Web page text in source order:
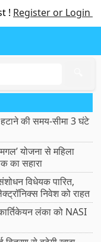
! Register or Login
की समय-सीमा 3 घंटे
योजना से महिला
का सहारा
विधेयक पारित,
निवेश को राहत
लंका को NASI